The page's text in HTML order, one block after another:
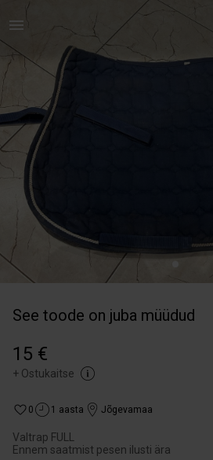
See toode on juba müüdud
15 €
+ Ostukaitse
0 1 aasta Jõgevamaa
Valtrap FULL
Ennem saatmist pesen ilusti ära
Loomadele | Valtrap FULL Ennem saatmist pesen ilust | YAGA